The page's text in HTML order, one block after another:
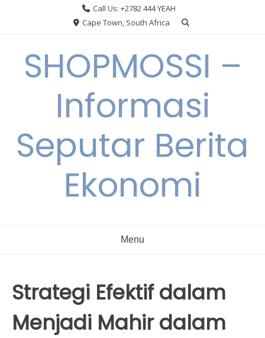
Call Us: +2782 444 YEAH
Cape Town, South Africa
SHOPMOSSI –
Informasi
Seputar Berita
Ekonomi
Menu
Strategi Efektif dalam
Menjadi Mahir dalam